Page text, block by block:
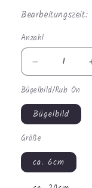
Anzahl
Anzahl
Verringere
die
Menge
für
Bügelbild
Oster
Einhorn
#1141
Bügelbild/Rub On
Bügelbild
Größe
ca. 6cm